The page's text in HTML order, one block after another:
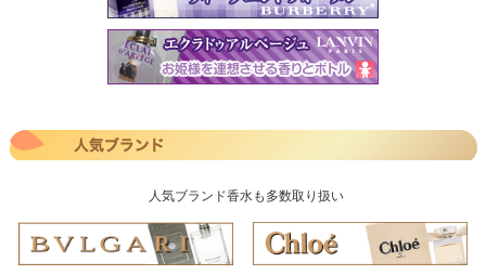
人気ブランド香水も多数取り扱い